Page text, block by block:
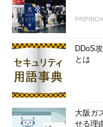
DDoS
とは
大阪ガ
せる理